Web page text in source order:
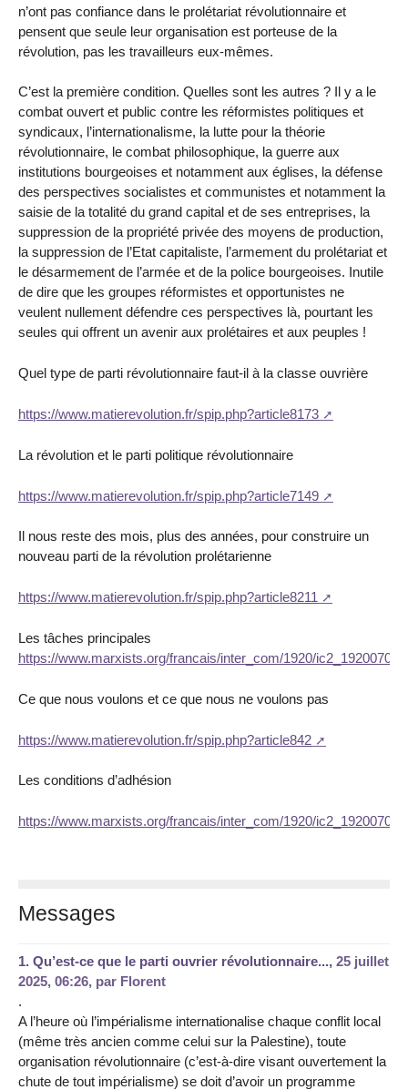
n’ont pas confiance dans le prolétariat révolutionnaire et
pensent que seule leur organisation est porteuse de la
révolution, pas les travailleurs eux-mêmes.
C’est la première condition. Quelles sont les autres ? Il y a le
combat ouvert et public contre les réformistes politiques et
syndicaux, l’internationalisme, la lutte pour la théorie
révolutionnaire, le combat philosophique, la guerre aux
institutions bourgeoises et notamment aux églises, la défense
des perspectives socialistes et communistes et notamment la
saisie de la totalité du grand capital et de ses entreprises, la
suppression de la propriété privée des moyens de production,
la suppression de l’Etat capitaliste, l’armement du prolétariat et
le désarmement de l’armée et de la police bourgeoises. Inutile
de dire que les groupes réformistes et opportunistes ne
veulent nullement défendre ces perspectives là, pourtant les
seules qui offrent un avenir aux prolétaires et aux peuples !
Quel type de parti révolutionnaire faut-il à la classe ouvrière
https://www.matierevolution.fr/spip.php?article8173
La révolution et le parti politique révolutionnaire
https://www.matierevolution.fr/spip.php?article7149
Il nous reste des mois, plus des années, pour construire un
nouveau parti de la révolution prolétarienne
https://www.matierevolution.fr/spip.php?article8211
Les tâches principales
https://www.marxists.org/francais/inter_com/1920/
Ce que nous voulons et ce que nous ne voulons pas
https://www.matierevolution.fr/spip.php?article842
Les conditions d’adhésion
https://www.marxists.org/francais/inter_com/1920/
Messages
1. Qu’est-ce que le parti ouvrier révolutionnaire..., 25 juillet
2025, 06:26, par Florent
.
A l’heure où l’impérialisme internationalise chaque conflit local
(même très ancien comme celui sur la Palestine), toute
organisation révolutionnaire (c’est-à-dire visant ouvertement la
chute de tout impérialisme) se doit d’avoir un programme